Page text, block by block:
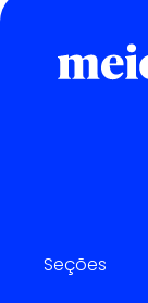
Seções